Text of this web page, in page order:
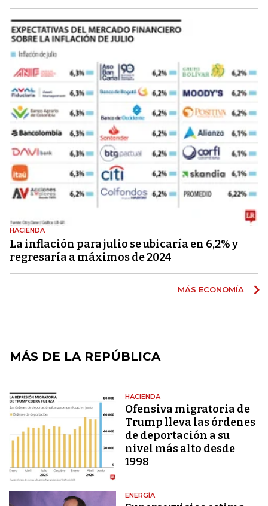
HACIENDA
La inflación para julio se ubicaría en 6,2% y
regresaría a máximos de 2024
MÁS ECONOMÍA
MÁS DE LA REPÚBLICA
HACIENDA
Ofensiva migratoria de
Trump lleva las órdenes
de deportación a su
nivel más alto desde
1998
ENERGÍA